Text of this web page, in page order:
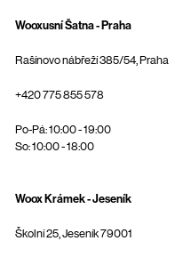
Wooxusní Šatna - Praha
Rašínovo nábřeží 385/54, Praha
+420 775 855 578
Po-Pá: 10:00 - 19:00
So: 10:00 - 18:00
Woox Krámek - Jeseník
Školní 25, Jeseník 79001